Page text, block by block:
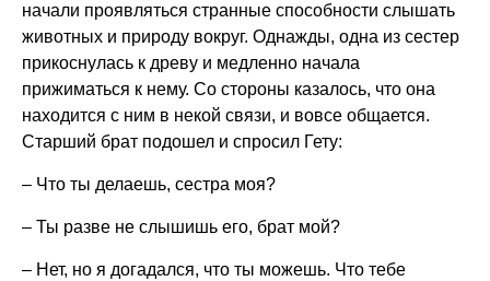
начали проявляться странные способности слышать
животных и природу вокруг. Однажды, одна из сестер
прикоснулась к древу и медленно начала
прижиматься к нему. Со стороны казалось, что она
находится с ним в некой связи, и вовсе общается.
Старший брат подошел и спросил Гету:
– Что ты делаешь, сестра моя?
– Ты разве не слышишь его, брат мой?
– Нет, но я догадался, что ты можешь. Что тебе